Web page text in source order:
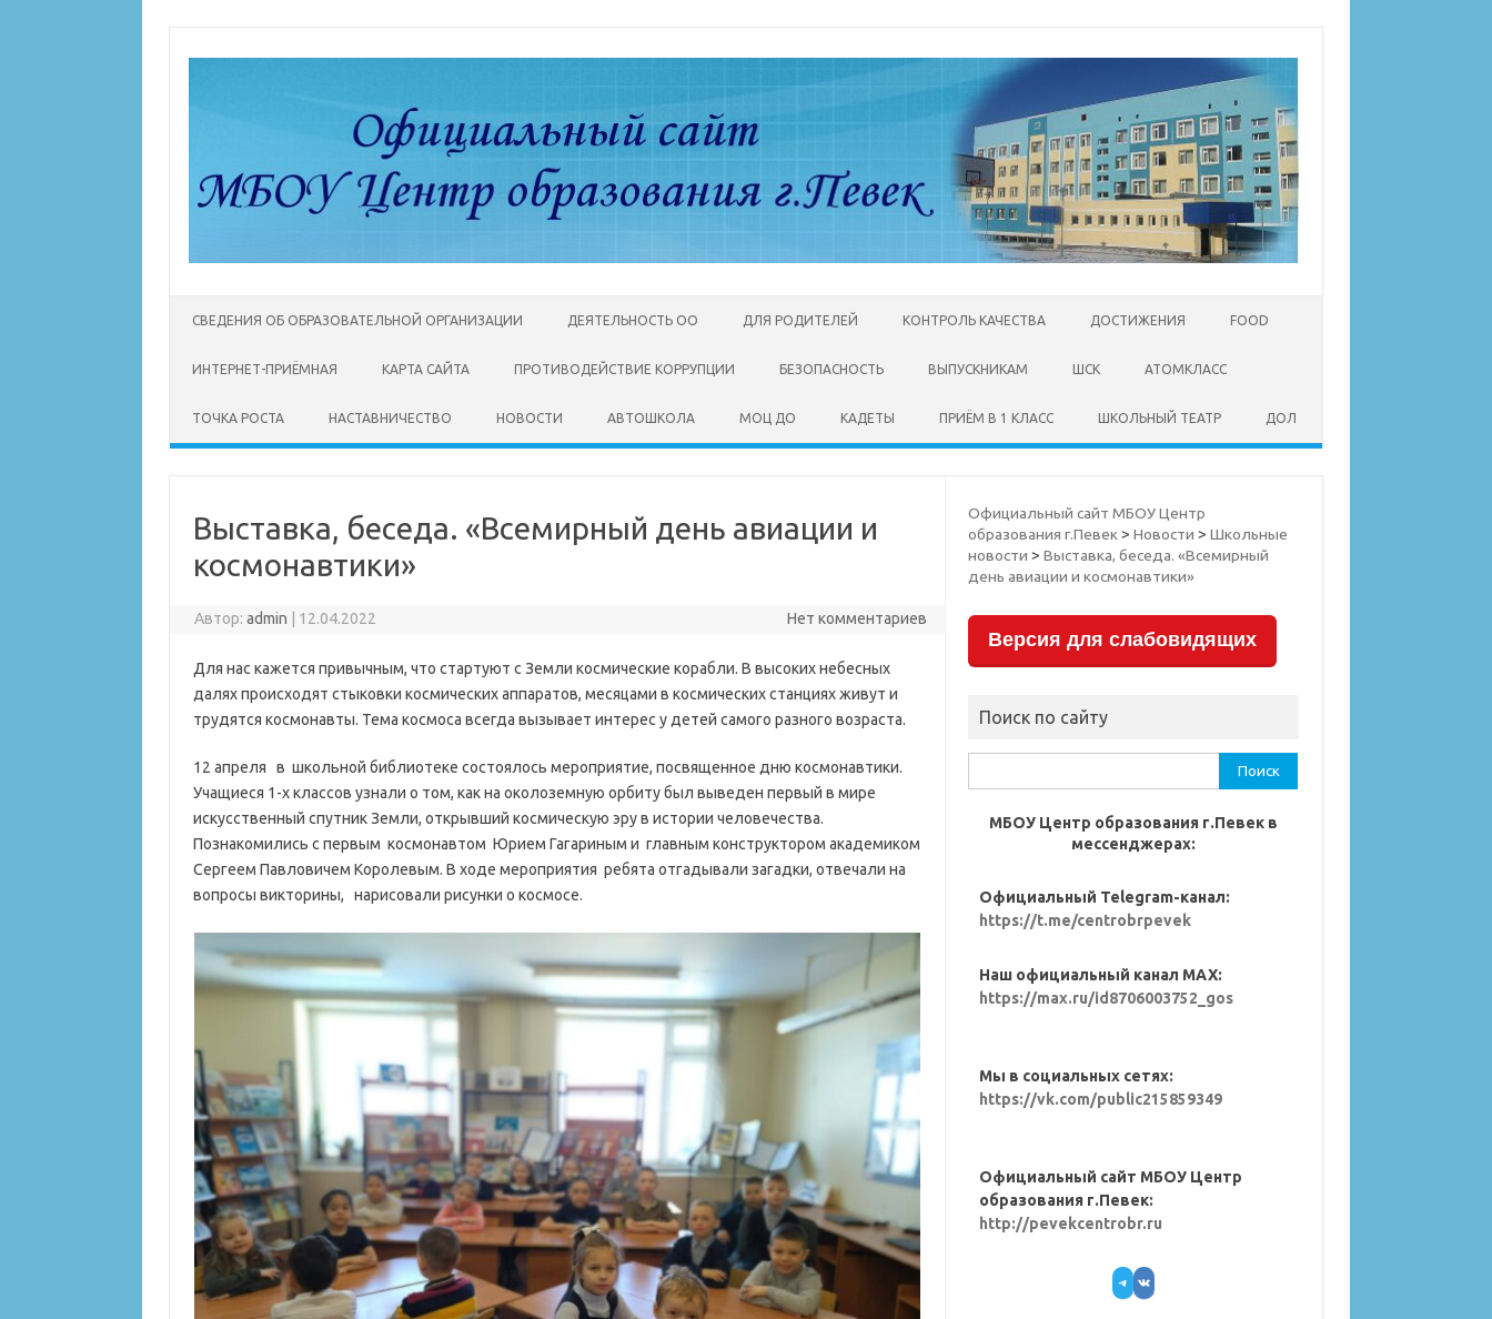
СВЕДЕНИЯ ОБ ОБРАЗОВАТЕЛЬНОЙ ОРГАНИЗАЦИИ ДЕЯТЕЛЬНОСТЬ ОО ДЛЯ РОДИТЕЛЕЙ КОНТРОЛЬ КАЧЕСТВА ДОСТИЖЕНИЯ FOOD
ИНТЕРНЕТ-ПРИЁМНАЯ КАРТА САЙТА ПРОТИВОДЕЙСТВИЕ КОРРУПЦИИ БЕЗОПАСНОСТЬ ВЫПУСКНИКАМ ШСК АТОМКЛАСС
ТОЧКА РОСТА НАСТАВНИЧЕСТВО НОВОСТИ АВТОШКОЛА МОЦ ДО КАДЕТЫ ПРИЁМ В 1 КЛАСС ШКОЛЬНЫЙ ТЕАТР ДОЛ
Выставка, беседа. «Всемирный день авиации и
космонавтики»
Автор:admin 12.04.2022 Нет комментариев
Для нас кажется привычным, что стартуют с Земли космические корабли. В высоких небесных
далях происходят стыковки космических аппаратов, месяцами в космических станциях живут и
трудятся космонавты. Тема космоса всегда вызывает интерес у детей самого разного возраста.
12 апреля в школьной библиотеке состоялось мероприятие, посвященное дню космонавтики.
Учащиеся 1-х классов узнали о том, как на околоземную орбиту был выведен первый в мире
искусственный спутник Земли, открывший космическую эру в истории человечества.
Познакомились с первым космонавтом Юрием Гагариным и главным конструктором академиком
Сергеем Павловичем Королевым. В ходе мероприятия ребята отгадывали загадки, отвечали на
вопросы викторины, нарисовали рисунки о космосе.
Официальный сайт МБОУ Центр
образования г.Певек>Новости >Школьные
новости >Выставка, беседа. «Всемирный
день авиации и космонавтики»
Версия для слабовидящих
Поиск по сайту
МБОУ Центр образования г.Певек в
мессенджерах:
Официальный Telegram-канал:
https://t.me/centrobrpevek
Наш официальный канал MAX:
https://max.ru/id8706003752_gos
Мы в социальных сетях:
https://vk.com/public215859349
Официальный сайт МБОУ Центр
образования г.Певек:
http://pevekcentrobr.ru
Telegram
VK